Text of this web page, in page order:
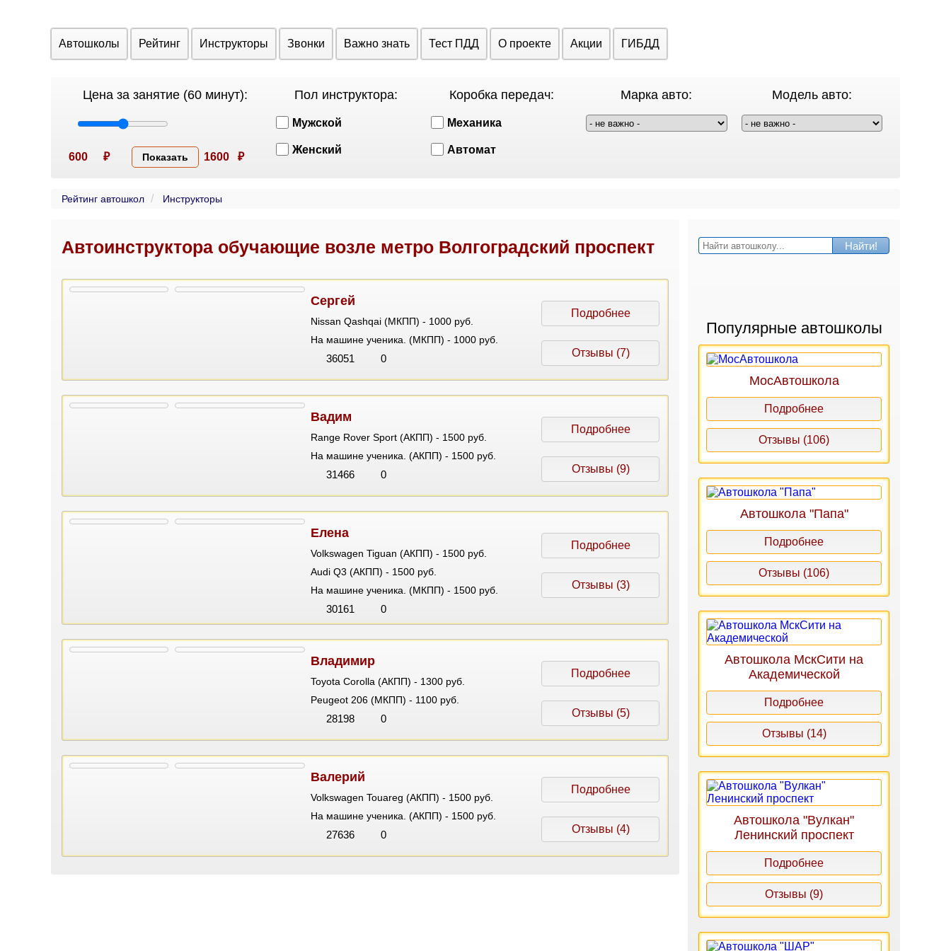
Автошколы Рейтинг Инструкторы Звонки Важно знать Тест ПДД О проекте Акции ГИБДД
Цена за занятие (60 минут):
600 ₽ Показать 1600 ₽
Пол инструктора:
Мужской
Женский
Коробка передач:
Механика
Автомат
Марка авто: Модель авто:
Рейтинг автошкол Инструкторы
Автоинструктора обучающие возле метро Волгоградский проспект
Сергей
Nissan Qashqai (МКПП) - 1000 руб.
На машине ученика. (МКПП) - 1000 руб.
36051 0
Подробнее
Отзывы (7)
Вадим
Range Rover Sport (АКПП) - 1500 руб.
На машине ученика. (АКПП) - 1500 руб.
31466 0
Подробнее
Отзывы (9)
Елена
Volkswagen Tiguan (АКПП) - 1500 руб.
Audi Q3 (АКПП) - 1500 руб.
На машине ученика. (МКПП) - 1500 руб.
30161 0
Подробнее
Отзывы (3)
Владимир
Toyota Corolla (АКПП) - 1300 руб.
Peugeot 206 (МКПП) - 1100 руб.
28198 0
Подробнее
Отзывы (5)
Валерий
Volkswagen Touareg (АКПП) - 1500 руб.
На машине ученика. (АКПП) - 1500 руб.
27636 0
Подробнее
Отзывы (4)
Найти!
Популярные автошколы
МосАвтошкола
Подробнее
Отзывы (106)
Автошкола "Папа"
Подробнее
Отзывы (106)
Автошкола МскСити на
Академической
Подробнее
Отзывы (14)
Автошкола "Вулкан"
Ленинский проспект
Подробнее
Отзывы (9)